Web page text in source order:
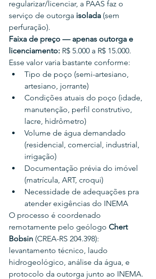
regularizar/licenciar, a PAAS faz o
serviço de outorga isolada (sem
perfuração).
Faixa de preço — apenas outorga e
licenciamento: R$ 5.000 a R$ 15.000.
Esse valor varia bastante conforme:
Tipo de poço (semi-artesiano,
artesiano, jorrante)
Condições atuais do poço (idade,
manutenção, perfil construtivo,
lacre, hidrômetro)
Volume de água demandado
(residencial, comercial, industrial,
irrigação)
Documentação prévia do imóvel
(matrícula, ART, croqui)
Necessidade de adequações pra
atender exigências do INEMA
O processo é coordenado
remotamente pelo geólogo Chert
Bobsin (CREA-RS 204.398):
levantamento técnico, laudo
hidrogeológico, análise da água, e
protocolo da outorga junto ao INEMA.